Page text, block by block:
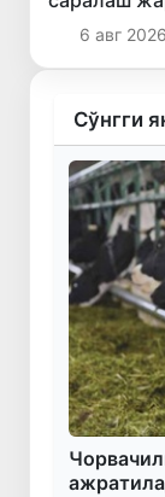
6 авг
Сўнгги